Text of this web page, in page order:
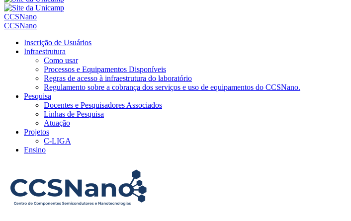
CCSNano
CCSNano
Inscrição de Usuários
Infraestrutura
Como usar
Processos e Equipamentos Disponíveis
Regras de acesso à infraestrutura do laboratório
Regulamento sobre a cobrança dos serviços e uso de equipamentos do CCSNano.
Pesquisa
Docentes e Pesquisadores Associados
Linhas de Pesquisa
Atuação
Projetos
C-LIGA
Ensino